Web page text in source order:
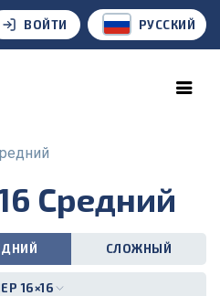
ВОЙТИ РУССКИЙ
Средний
СЛОЖНЫЙ
16×16